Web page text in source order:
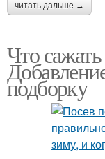
читать дальше →
Что сажать
подборку